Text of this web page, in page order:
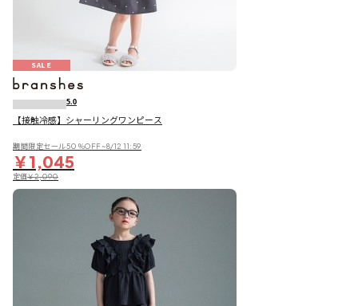
SALE
5.0
【接触冷感】シャーリングワンピース
期間限定セール50％OFF~8/12 11:59
￥1,045
定価￥2,090